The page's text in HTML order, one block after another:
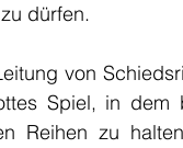
dürfen.
von
Spiel, in dem
Reihen zu